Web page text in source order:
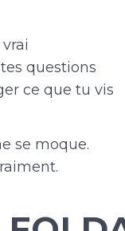
questions
ce que tu vis
se moque.